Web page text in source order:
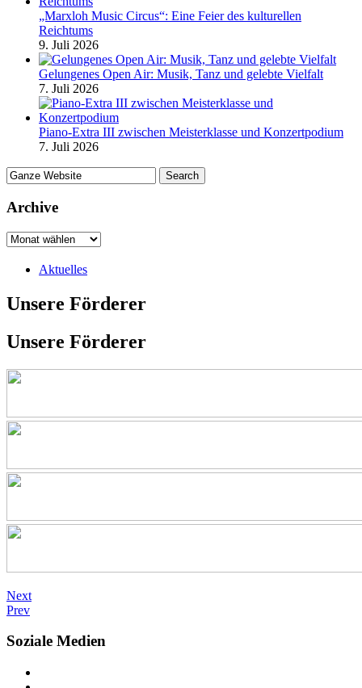
„Marxloh Music Circus“: Eine Feier des kulturellen
Reichtums
9. Juli 2026
Gelungenes Open Air: Musik, Tanz und gelebte Vielfalt
7. Juli 2026
Piano-Extra III zwischen Meisterklasse und Konzertpodium
7. Juli 2026
Archive
Aktuelles
Unsere Förderer
Unsere Förderer
Next
Prev
Soziale Medien